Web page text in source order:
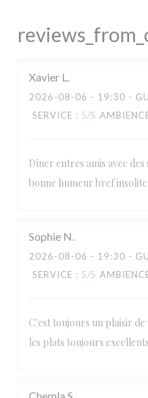
Xavier L
2026-08-06 - 19:30 -
SERVICE : 5/5
Dîner entres amis avec
bonne humeur bref
Sophie N
2026-08-06 - 19:30 -
SERVICE : 5/5
C'est toujours un plaisir
les plats toujours